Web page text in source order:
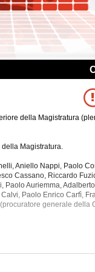
della Magistratura
Magistratura.
Aniello Nappi, Paolo
Cassano, Riccardo
Auriemma,
Paolo Enrico Carfì,
generale della